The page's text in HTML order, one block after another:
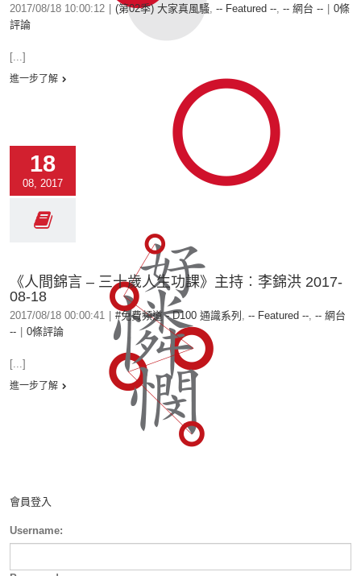
2017/08/18 10:00:12 (第02季) 大家真風騷, -- Featured --, -- 網台 --
0條
評論
[...]
進一步了解
18
08, 2017
《人間錦言 – 三十歲人生功課》主持︰李錦洪 2017-
08-18
2017/08/18 00:00:41 #免費頻道 - D100 通識系列 , -- Featured --, -- 網台
--
0條評論
[...]
進一步了解
會員登入
Username: